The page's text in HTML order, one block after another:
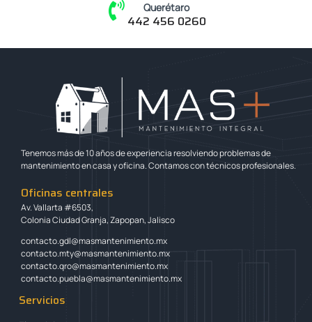
Querétaro
442 456 0260
Tenemos más de 10 años de experiencia resolviendo problemas de
mantenimiento en casa y oficina. Contamos con técnicos profesionales.
Oficinas centrales
Av. Vallarta #6503,
Colonia Ciudad Granja, Zapopan, Jalisco
contacto.gdl@masmantenimiento.mx
contacto.mty@masmantenimiento.mx
contacto.qro@masmantenimiento.mx
contacto.puebla@masmantenimiento.mx
Servicios